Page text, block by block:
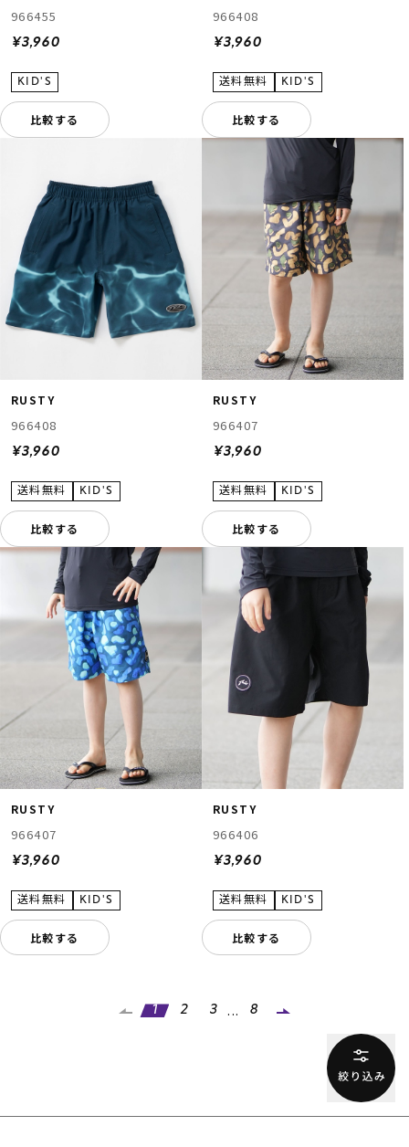
966455
¥3,960
比較する
966408
¥3,960
比較する
RUSTY
966408
¥3,960
比較する
RUSTY
966407
¥3,960
比較する
RUSTY
966407
¥3,960
比較する
RUSTY
966406
¥3,960
比較する
1 2 3 ... 8